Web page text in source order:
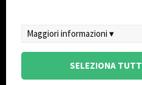
Maggiori informazioni ▾
SELEZIONA